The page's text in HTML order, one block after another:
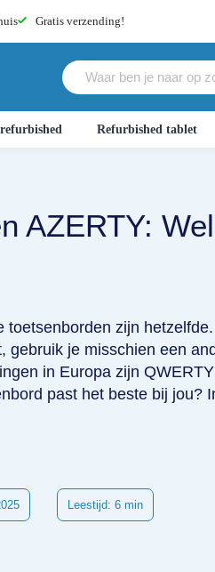
Gratis verzending!
Refurbished tablet
AZERTY:
toetsenborden zijn hetzelfde.
gebruik je misschien een
in Europa zijn
past het beste bij jou?
Leestijd: 6 min